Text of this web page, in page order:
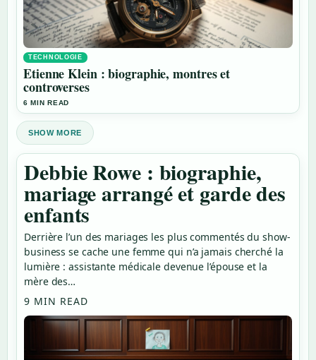
TECHNOLOGIE
Etienne Klein : biographie, montres et
controverses
6 MIN READ
SHOW MORE
Debbie Rowe : biographie,
mariage arrangé et garde des
enfants
Derrière l’un des mariages les plus commentés du show-
business se cache une femme qui n’a jamais cherché la
lumière : assistante médicale devenue l’épouse et la
mère des…
9 MIN READ